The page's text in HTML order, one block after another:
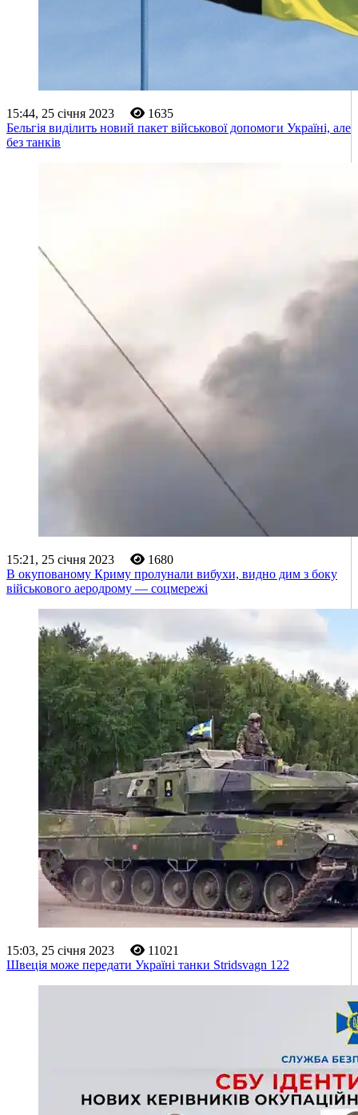
15:44, 25 січня 2023
1635
Бельгія виділить новий пакет військової допомоги Україні, але
без танків
15:21, 25 січня 2023
1680
В окупованому Криму пролунали вибухи, видно дим з боку
військового аеродрому — соцмережі
15:03, 25 січня 2023
11021
Швеція може передати Україні танки Stridsvagn 122